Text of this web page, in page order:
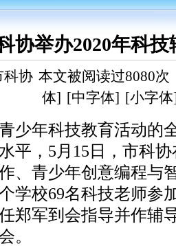
协举办2020年科
科协 本文被阅读过8080次
体] [中字体] [小字
年科技教育活动的
平，5月15日，市科
、青少年创意编程与
学校69名科技老师参
郑军到会指导并作辅
。